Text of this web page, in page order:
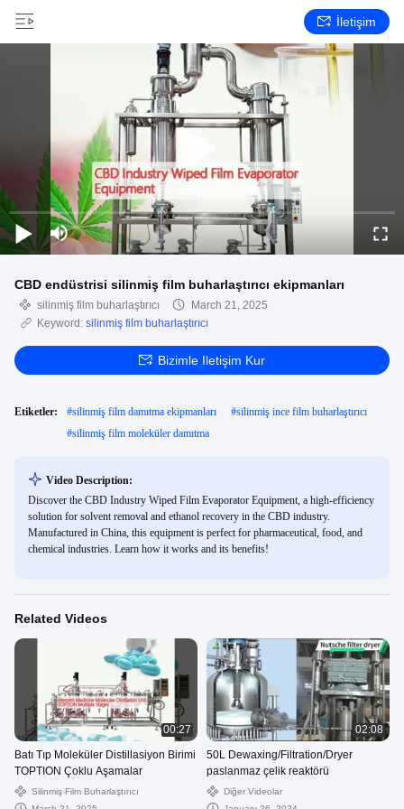
İletişim
CBD endüstrisi silinmiş film buharlaştırıcı ekipmanları
silinmiş film buharlaştırıcı
March 21, 2025
Keyword: silinmiş film buharlaştırıcı
Bizimle Iletişim Kur
Etiketler: #silinmiş film damıtma ekipmanları #silinmiş ince film buharlaştırıcı
#silinmiş film moleküler damıtma
Video Description:
Discover the CBD Industry Wiped Film Evaporator Equipment, a high-efficiency
solution for solvent removal and ethanol recovery in the CBD industry.
Manufactured in China, this equipment is perfect for pharmaceutical, food, and
chemical industries. Learn how it works and its benefits!
Related Videos
00:27
Batı Tıp Moleküler Distillasiyon Birimi
TOPTION Çoklu Aşamalar
Silinmiş Film Buharlaştırıcı
02:08
50L Dewaxing/Filtration/Dryer
paslanmaz çelik reaktörü
Diğer Videolar